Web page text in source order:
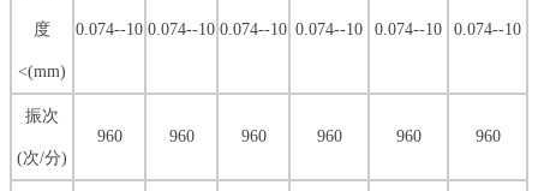
度
<(mm)
0.074--10 0.074--10 0.074--10 0.074--10 0.074--10 0.074--10
振次
(次/分)
960 960 960 960 960 960